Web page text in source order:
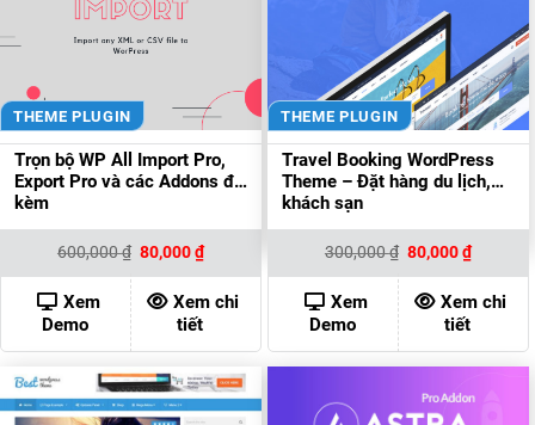
THEME PLUGIN
Trọn bộ WP All Import Pro,
Export Pro và các Addons đi
kèm
600,000₫ Giá
gốc
là:
600,000 ₫.
80,000₫Giá
hiện
tại
là:
80,000 ₫.
Xem
Demo
Xem chi
tiết
THEME PLUGIN
Travel Booking WordPress
Theme – Đặt hàng du lịch,
khách sạn
300,000₫ Giá
gốc
là:
300,000 ₫.
80,000₫Giá
hiện
tại
là:
80,000
Xem
Demo
Xem chi
tiết